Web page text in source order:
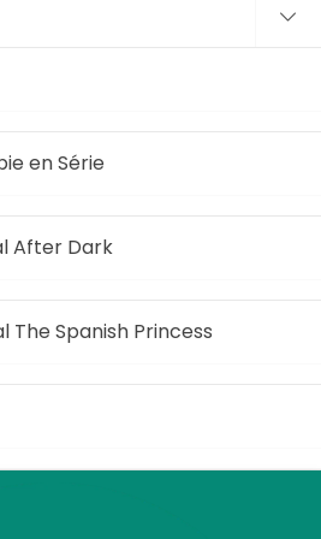
en Série
After Dark
The Spanish Princess